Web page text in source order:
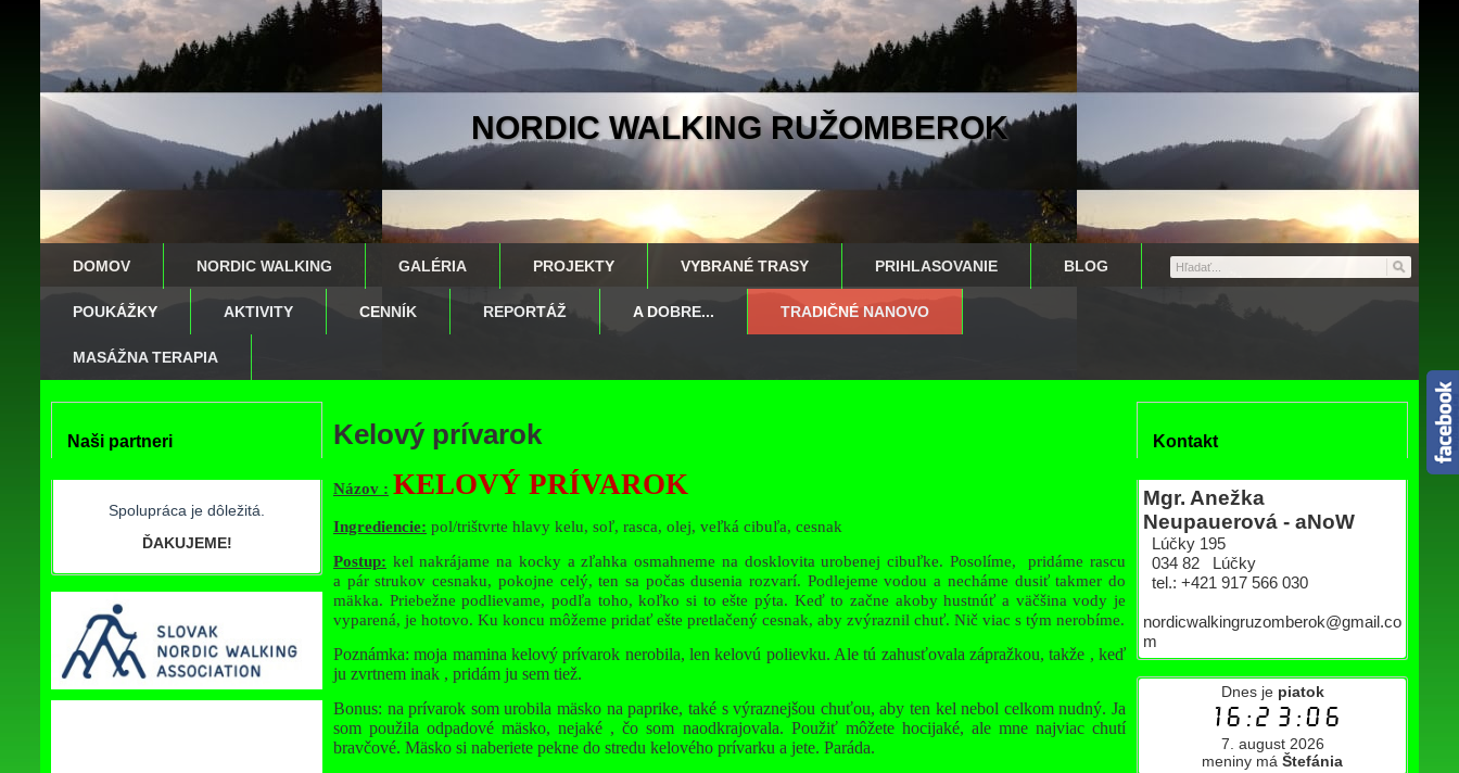
NORDIC WALKING RUŽOMBEROK
DOMOV NORDIC WALKING GALÉRIA PROJEKTY VYBRANÉ TRASY PRIHLASOVANIE BLOG
POUKÁŽKY AKTIVITY CENNÍK REPORTÁŽ A DOBRE... TRADIČNÉ NANOVO
MASÁŽNA TERAPIA
Naši partneri
Spolupráca je dôležitá.
ĎAKUJEME!
Kontakt
Mgr. Anežka
Neupauerová - aNoW
Lúčky 195
034 82 Lúčky
tel.: +421 917 566 030
nordicwalkingruzomberok@gmail.co
m
Dnes je piatok
16:23:07
7. august 2026
meniny má Štefánia
Kelový prívarok
Názov : KELOVÝ PRÍVAROK
Ingrediencie: pol/trištvrte hlavy kelu, soľ, rasca, olej, veľká cibuľa, cesnak
Postup: kel nakrájame na kocky a zľahka osmahneme na dosklovita urobenej cibuľke. Posolíme, pridáme rascu
a pár strukov cesnaku, pokojne celý, ten sa počas dusenia rozvarí. Podlejeme vodou a necháme dusiť takmer do
mäkka. Priebežne podlievame, podľa toho, koľko si to ešte pýta. Keď to začne akoby hustnúť a väčšina vody je
vyparená, je hotovo. Ku koncu môžeme pridať ešte pretlačený cesnak, aby zvýraznil chuť. Nič viac s tým nerobíme.
Poznámka: moja mamina kelový prívarok nerobila, len kelovú polievku. Ale tú zahusťovala zápražkou, takže , keď
ju zvrtnem inak , pridám ju sem tiež.
Bonus: na prívarok som urobila mäsko na paprike, také s výraznejšou chuťou, aby ten kel nebol celkom nudný. Ja
som použila odpadové mäsko, nejaké , čo som naodkrajovala. Použiť môžete hocijaké, ale mne najviac chutí
bravčové. Mäsko si naberiete pekne do stredu kelového prívarku a jete. Paráda.